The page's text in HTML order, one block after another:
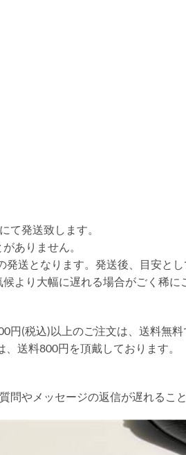
て発送致します。
ありません。
送となります。発送後、目安と
より大幅に遅れる場合がごく稀に
円(税込)以上のご注文は、送料無料
送料800円を頂戴しております。
問やメッセージの返信が遅れるこ